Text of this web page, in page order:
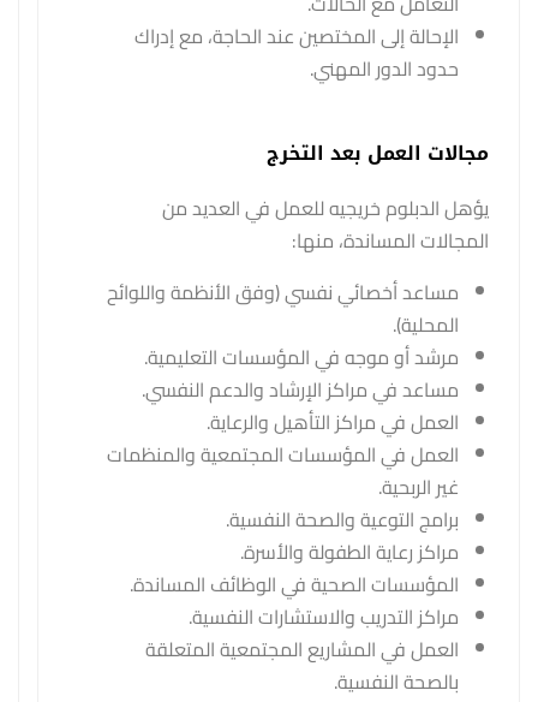
الإحالة إلى المختصين عند الحاجة، مع إدراك
حدود الدور المهني.
مجالات العمل بعد التخرج
يؤهل الدبلوم خريجيه للعمل في العديد من
المجالات المساندة، منها:
مساعد أخصائي نفسي (وفق الأنظمة واللوائح
المحلية).
مرشد أو موجه في المؤسسات التعليمية.
مساعد في مراكز الإرشاد والدعم النفسي.
العمل في مراكز التأهيل والرعاية.
العمل في المؤسسات المجتمعية والمنظمات
غير الربحية.
برامج التوعية والصحة النفسية.
مراكز رعاية الطفولة والأسرة.
المؤسسات الصحية في الوظائف المساندة.
مراكز التدريب والاستشارات النفسية.
العمل في المشاريع المجتمعية المتعلقة
بالصحة النفسية.